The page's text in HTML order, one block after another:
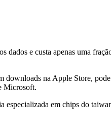
e custa apenas uma
downloads na Apple Store,
Microsoft.
especializada em chips do